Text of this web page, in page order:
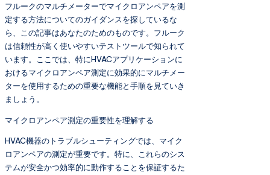
フルークのマルチメーターでマイクロアンペアを測
定する方法についてのガイダンスを探しているな
ら、この記事はあなたのためのものです。フルーク
は信頼性が高く使いやすいテストツールで知られて
います。ここでは、特にHVACアプリケーションに
おけるマイクロアンペア測定に効果的にマルチメー
ターを使用するための重要な機能と手順を見ていき
ましょう。
マイクロアンペア測定の重要性を理解する
HVAC機器のトラブルシューティングでは、マイク
ロアンペアの測定が重要です。特に、これらのシス
テムが安全かつ効率的に動作することを保証するた